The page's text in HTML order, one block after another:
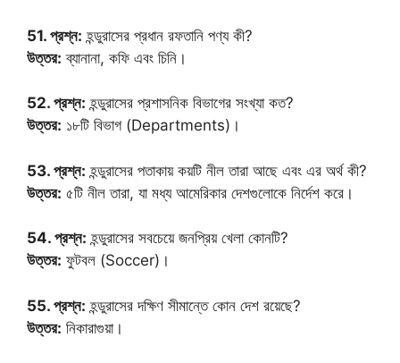
51. প্রশ্ন: হন্ডুরাসের প্রধান রফতানি পণ্য কী?
উত্তর: ব্যানানা, কফি এবং চিনি।
52. প্রশ্ন: হন্ডুরাসের প্রশাসনিক বিভাগের সংখ্যা কত?
উত্তর: ১৮টি বিভাগ (Departments)।
53. প্রশ্ন: হন্ডুরাসের পতাকায় কয়টি নীল তারা আছে এবং এর অর্থ কী?
উত্তর: ৫টি নীল তারা, যা মধ্য আমেরিকার দেশগুলোকে নির্দেশ করে।
54. প্রশ্ন: হন্ডুরাসের সবচেয়ে জনপ্রিয় খেলা কোনটি?
উত্তর: ফুটবল (Soccer)।
55. প্রশ্ন: হন্ডুরাসের দক্ষিণ সীমান্তে কোন দেশ রয়েছে?
উত্তর: নিকারাগুয়া।